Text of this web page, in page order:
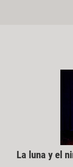
La luna y el